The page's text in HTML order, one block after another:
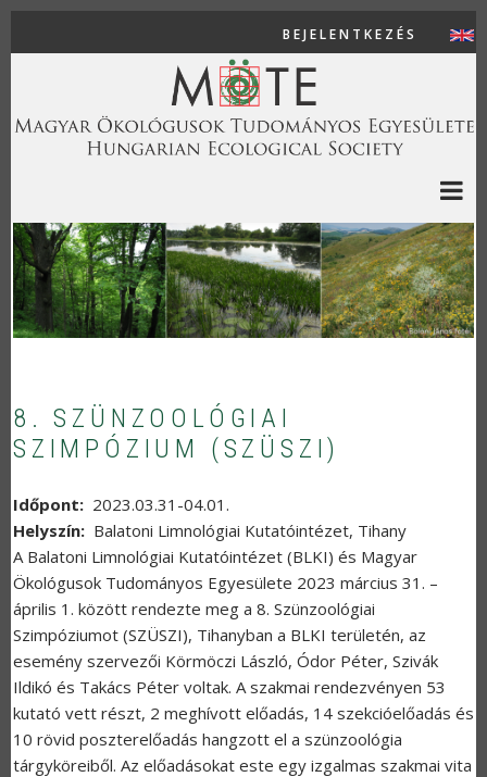
Ugrás a tartalomra
USER
BEJELENTKEZÉS
8. SZÜNZOOLÓGIAI
SZIMPÓZIUM (SZÜSZI)
Időpont
2023.03.31-04.01.
Helyszín
Balatoni Limnológiai Kutatóintézet, Tihany
A Balatoni Limnológiai Kutatóintézet (BLKI) és Magyar
Ökológusok Tudományos Egyesülete 2023 március 31. –
április 1. között rendezte meg a 8. Szünzoológiai
Szimpóziumot (SZÜSZI), Tihanyban a BLKI területén, az
esemény szervezői Körmöczi László, Ódor Péter, Szivák
Ildikó és Takács Péter voltak. A szakmai rendezvényen 53
kutató vett részt, 2 meghívott előadás, 14 szekcióelőadás és
10 rövid poszterelőadás hangzott el a szünzoológia
tárgyköreiből. Az előadásokat este egy izgalmas szakmai vita